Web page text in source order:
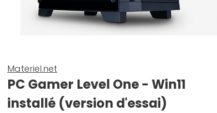
Materiel.net
PC Gamer Level One - Win11
installé (version d'essai)